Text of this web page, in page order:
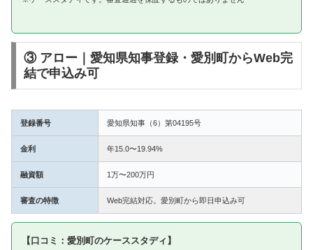
③ アロー｜愛知県知事登録・愛別町からWeb完
結で申込み可
登録番号 愛知県知事（6）第04195号
金利 年15.0〜19.94%
融資額 1万〜200万円
審査の特徴 Web完結対応。愛別町から即日申込み可
【口コミ：愛別町のケーススタディ】